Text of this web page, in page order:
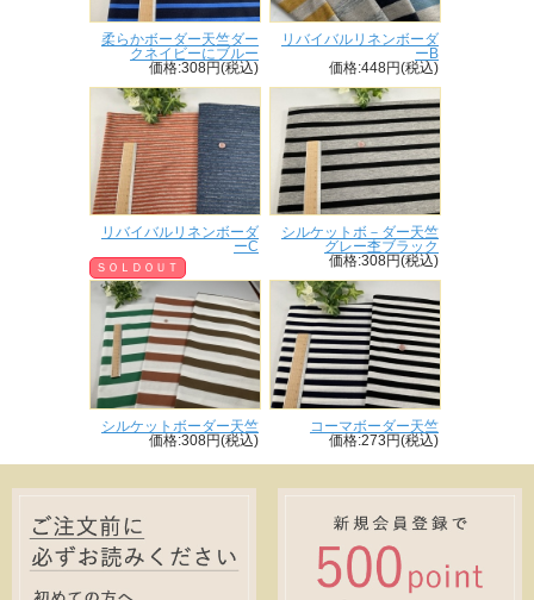
柔らかボーダー天竺ダー
クネイビーにブルー
価格:308円(税込)
リバイバルリネンボーダ
ーB
価格:448円(税込)
リバイバルリネンボーダ
ーC
ＳＯＬＤＯＵＴ
シルケットボ－ダー天竺
グレー杢ブラック
価格:308円(税込)
シルケットボーダー天竺
価格:308円(税込)
コーマボーダー天竺
価格:273円(税込)